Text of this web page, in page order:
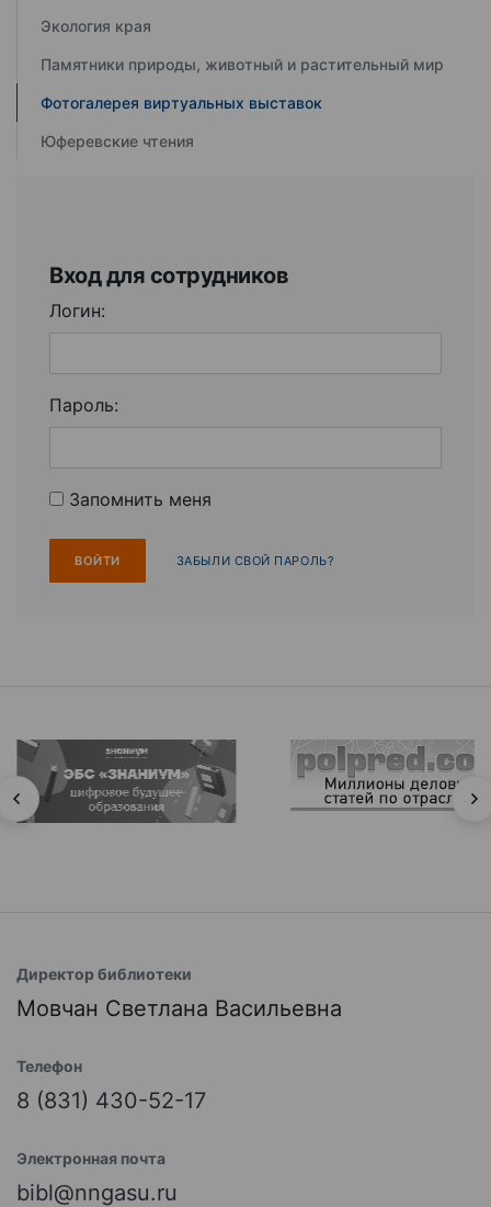
Экология края
Памятники природы, животный и растительный мир
Фотогалерея виртуальных выставок
Юферевские чтения
Вход для сотрудников
Логин:
Пароль:
Запомнить меня
ЗАБЫЛИ СВОЙ ПАРОЛЬ?
Директор библиотеки
Мовчан Светлана Васильевна
Телефон
8 (831) 430-52-17
Электронная почта
bibl@nngasu.ru